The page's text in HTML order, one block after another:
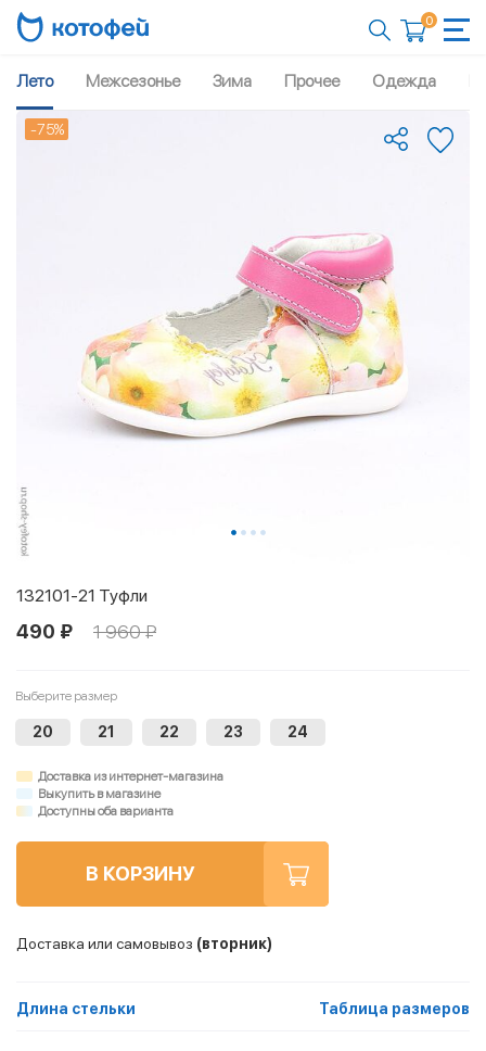
0
Лето Межсезонье Зима Прочее Одежда
-75%
132101-21 Туфли
490 ₽ 1 960 ₽
Выберите размер
20 21 22 23 24
Доставка из интернет-магазина
Выкупить в магазине
Доступны оба варианта
В КОРЗИНУ
Доставка или самовывоз (вторник)
Длина стельки Таблица размеров